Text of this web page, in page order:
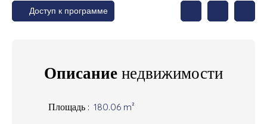
Доступ к программе
Описание недвижимости
Площадь : 180.06 m²